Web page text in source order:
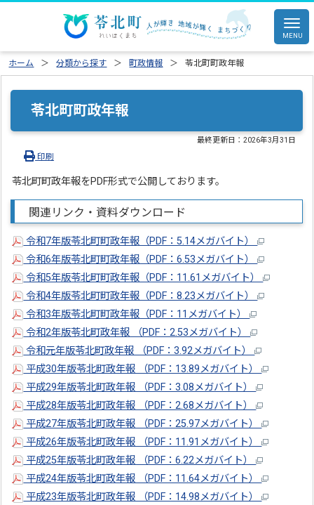
ホーム 分類から探す 町政情報 苓北町町政年報
苓北町町政年報
最終更新日：2026年3月31日
印刷
苓北町町政年報をPDF形式で公開しております。
関連リンク・資料ダウンロード
令和7年版苓北町町政年報（PDF：5.14メガバイト）
令和6年版苓北町町政年報（PDF：6.53メガバイト）
令和5年版苓北町町政年報（PDF：11.61メガバイト）
令和4年版苓北町町政年報（PDF：8.23メガバイト）
令和3年版苓北町町政年報（PDF：11メガバイト）
令和2年版苓北町政年報 （PDF：2.53メガバイト）
令和元年版苓北町政年報 （PDF：3.92メガバイト）
平成30年版苓北町政年報 （PDF：13.89メガバイト）
平成29年版苓北町政年報 （PDF：3.08メガバイト）
平成28年版苓北町政年報 （PDF：2.68メガバイト）
平成27年版苓北町政年報 （PDF：25.97メガバイト）
平成26年版苓北町政年報 （PDF：11.91メガバイト）
平成25年版苓北町政年報 （PDF：6.22メガバイト）
平成24年版苓北町政年報 （PDF：11.64メガバイト）
平成23年版苓北町政年報 （PDF：14.98メガバイト）